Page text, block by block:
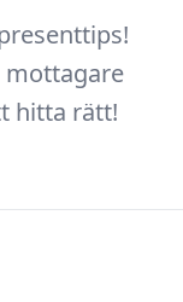
mottagare
hitta rätt!